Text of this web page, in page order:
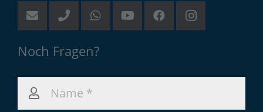
Noch Fragen?